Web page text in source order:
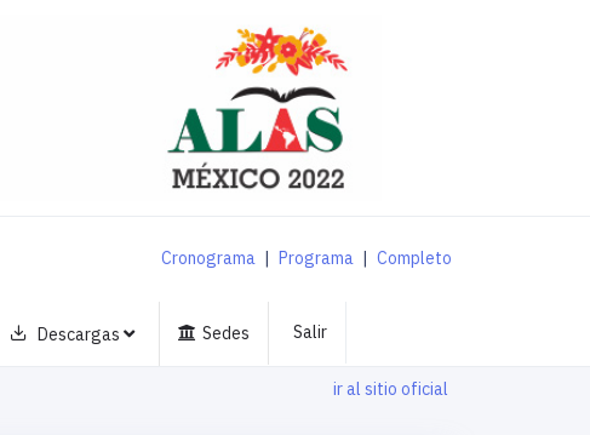
Cronograma | Programa | Completo
Descargas Sedes Salir
ir al sitio oficial